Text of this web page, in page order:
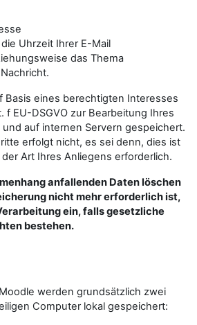
Uhrzeit Ihrer E-Mail
das Thema
Basis eines berechtigten Interesses
f EU-DSGVO zur Bearbeitung Ihres
auf internen Servern gespeichert.
erfolgt nicht, es sei denn, dies ist
Art Ihres Anliegens erforderlich.
anfallenden Daten löschen
nicht mehr erforderlich ist,
ein, falls gesetzliche
bestehen.
werden grundsätzlich zwei
Computer lokal gespeichert: